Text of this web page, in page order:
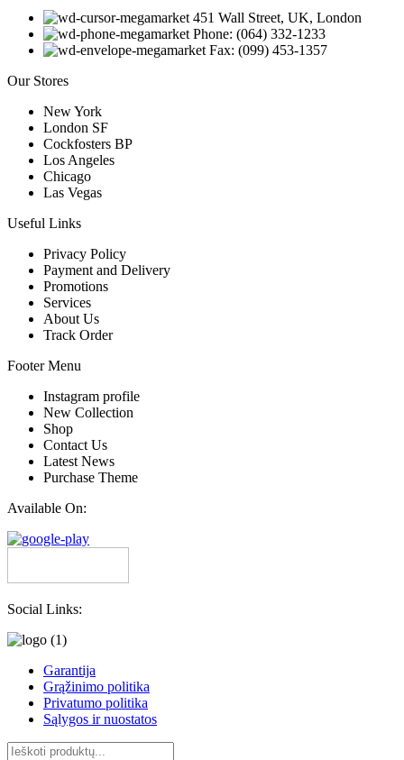
451 Wall Street, UK, London
Phone: (064) 332-1233
Fax: (099) 453-1357
Our Stores
New York
London SF
Cockfosters BP
Los Angeles
Chicago
Las Vegas
Useful Links
Privacy Policy
Payment and Delivery
Promotions
Services
About Us
Track Order
Footer Menu
Instagram profile
New Collection
Shop
Contact Us
Latest News
Purchase Theme
Available On:
Social Links:
Garantija
Grąžinimo politika
Privatumo politika
Sąlygos ir nuostatos